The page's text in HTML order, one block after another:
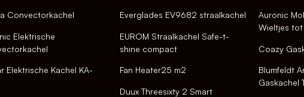
Convectorkachel
Elektrische
Elektrische Kachel KA-
Everglades EV9682 straalkachel
EUROM Straalkachel Safe-t-
shine compact
Fan Heater25 m2
Duux Threesixty 2 Smart
Auronic
Wieltjes
Coazy
Blumfeldt
Gaskachel